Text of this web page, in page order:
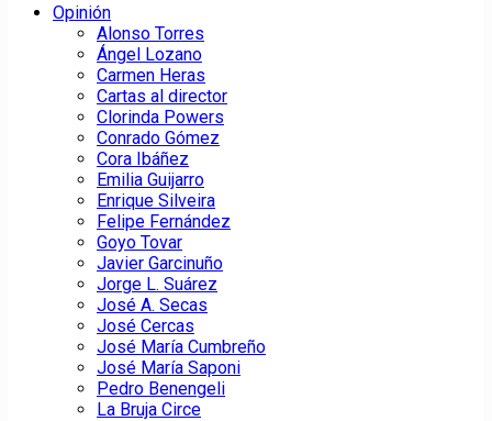
Opinión
Alonso Torres
Ángel Lozano
Carmen Heras
Cartas al director
Clorinda Powers
Conrado Gómez
Cora Ibáñez
Emilia Guijarro
Enrique Silveira
Felipe Fernández
Goyo Tovar
Javier Garcinuño
Jorge L. Suárez
José A. Secas
José Cercas
José María Cumbreño
José María Saponi
Pedro Benengeli
La Bruja Circe